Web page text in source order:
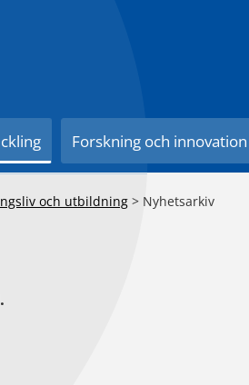
Forskning och innovation
och utbildning > Nyhetsarkiv